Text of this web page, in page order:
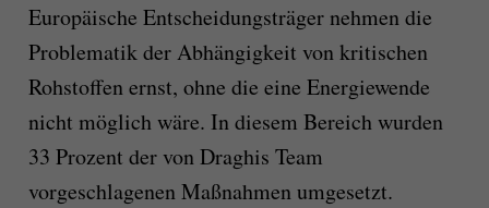
Europäische Entscheidungsträger nehmen die
Problematik der Abhängigkeit von kritischen
Rohstoffen ernst, ohne die eine Energiewende
nicht möglich wäre. In diesem Bereich wurden
33 Prozent der von Draghis Team
vorgeschlagenen Maßnahmen umgesetzt.